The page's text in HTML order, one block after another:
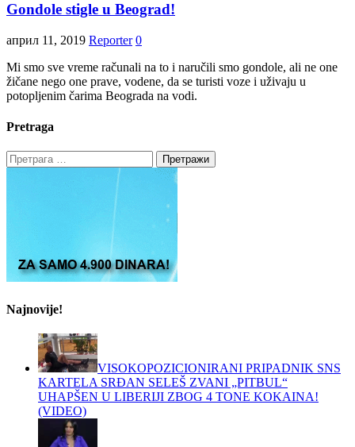
Gondole stigle u Beograd!
април 11, 2019 Reporter 0
Mi smo sve vreme računali na to i naručili smo gondole, ali ne one
žičane nego one prave, vodene, da se turisti voze i uživaju u
potopljenim čarima Beograda na vodi.
Pretraga
Претрага
за:
Najnovije!
VISOKOPOZICIONIRANI PRIPADNIK SNS
KARTELA SRĐAN SELEŠ ZVANI „PITBUL“
UHAPŠEN U LIBERIJI ZBOG 4 TONE KOKAINA!
(VIDEO)